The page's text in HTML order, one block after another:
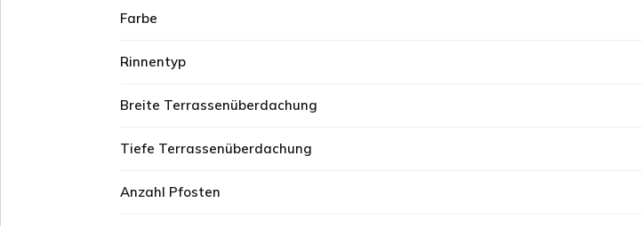
Farbe
Rinnentyp
Breite Terrassenüberdachung
Tiefe Terrassenüberdachung
Anzahl Pfosten